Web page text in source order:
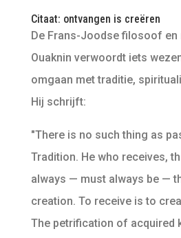
Citaat: ontvangen is creëren
De Frans-Joodse filosoof en
Ouaknin verwoordt iets
omgaan met traditie,
Hij schrijft:
"There is no such thing as
Tradition. He who receives,
always — must always be —
creation. To receive is to
The petrification of acquired